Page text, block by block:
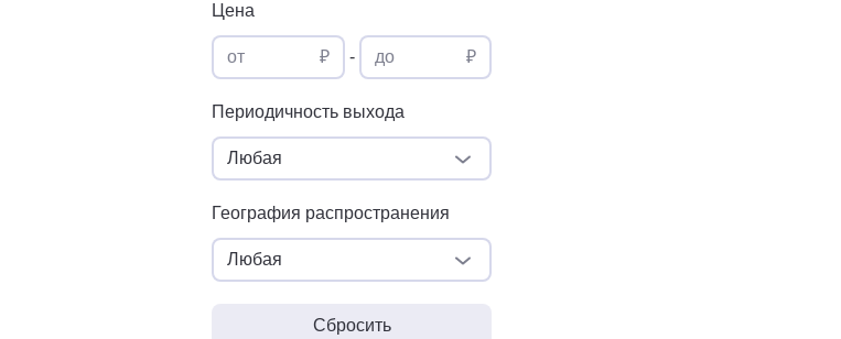
Цена
от ₽ - до ₽
Периодичность выхода
Любая
География распространения
Любая
Сбросить